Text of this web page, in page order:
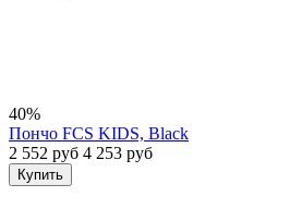
40%
Пончо FCS KIDS, Black
2 552 руб 4 253 руб
Купить